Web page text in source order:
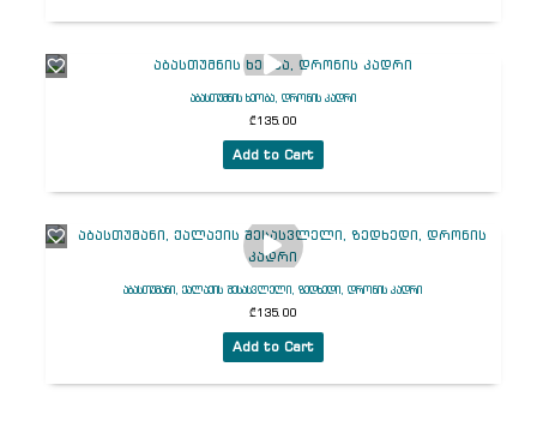
აბასთუმნის ხეობა, დრონის კადრი
₾135.00
Add to Cart
აბასთუმანი, ქალაქის შესასვლელი, ზედხედი, დრონის კადრი
₾135.00
Add to Cart